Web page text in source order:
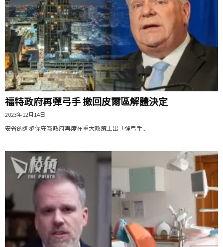
福特政府再彈弓手 撤回皮爾區解體決定
2023年12月14日
安省的進步保守黨政府再度在重大政策上出「彈弓手...